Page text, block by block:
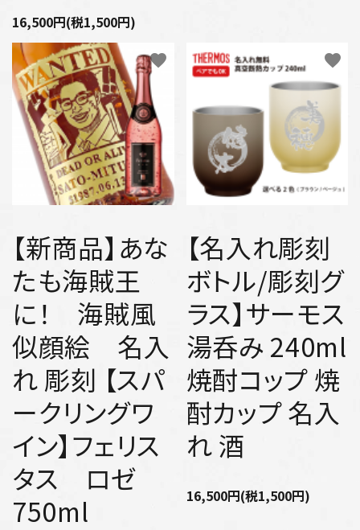
16,500円(税1,500円)
【新商品】あな
たも海賊王
に！ 海賊風
似顔絵 名入
れ 彫刻 【スパ
ークリングワ
イン】フェリス
タス ロゼ
750ml
favorite
【名入れ彫刻
ボトル/彫刻グ
ラス】サーモス
湯呑み 240ml
焼酎コップ 焼
酎カップ 名入
れ 酒
16,500円(税1,500円)
favorite